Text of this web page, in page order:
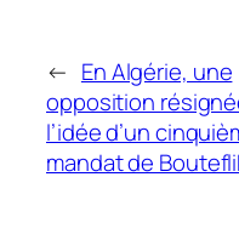
← En Algérie, une
opposition
l’idée d’un
mandat de